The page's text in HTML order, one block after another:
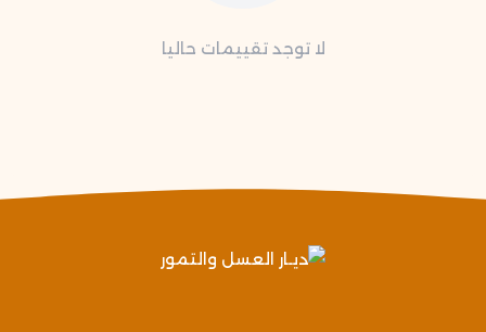
لا توجد تقييمات حاليا